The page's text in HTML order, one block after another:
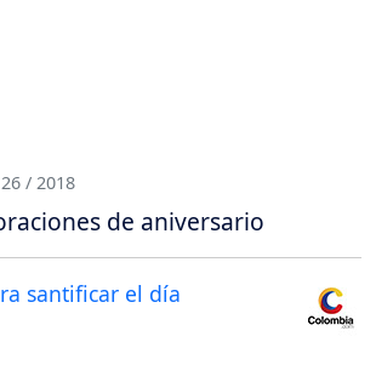
/ 2018
de aniversario